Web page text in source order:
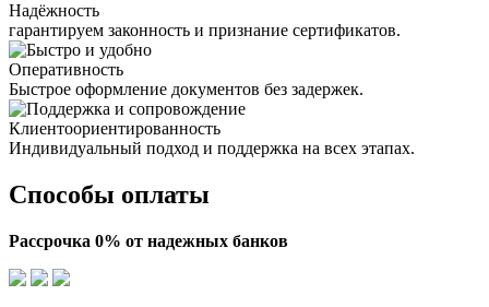
Надёжность
гарантируем законность и признание сертификатов.
Оперативность
Быстрое оформление документов без задержек.
Клиентоориентированность
Индивидуальный подход и поддержка на всех этапах.
Способы оплаты
Рассрочка 0% от надежных банков